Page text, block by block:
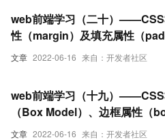
文章 2022-06-16 来自：开发者社区
web前端学习（二十）
性（margin）及填充属性（
相关设置
文章 2022-06-16 来自：开发者社区
web前端学习（十九）
（Box Model）、边框属性（
轮廓属性（outline）的相关设置